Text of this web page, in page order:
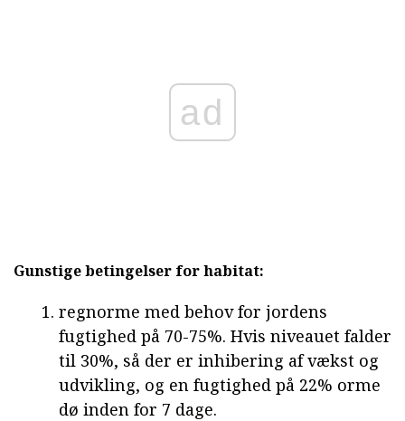
ad
Gunstige betingelser for habitat:
regnorme med behov for jordens
fugtighed på 70-75%. Hvis niveauet falder
til 30%, så der er inhibering af vækst og
udvikling, og en fugtighed på 22% orme
dø inden for 7 dage.